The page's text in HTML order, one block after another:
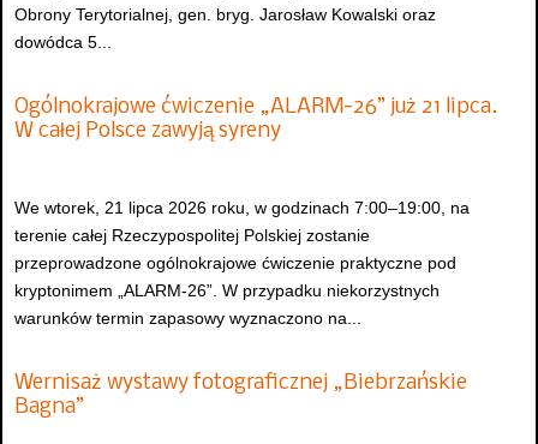
Obrony Terytorialnej, gen. bryg. Jarosław Kowalski oraz
dowódca 5...
Ogólnokrajowe ćwiczenie „ALARM-26” już 21 lipca.
W całej Polsce zawyją syreny
We wtorek, 21 lipca 2026 roku, w godzinach 7:00–19:00, na
terenie całej Rzeczypospolitej Polskiej zostanie
przeprowadzone ogólnokrajowe ćwiczenie praktyczne pod
kryptonimem „ALARM-26”. W przypadku niekorzystnych
warunków termin zapasowy wyznaczono na...
Wernisaż wystawy fotograficznej „Biebrzańskie
Bagna”